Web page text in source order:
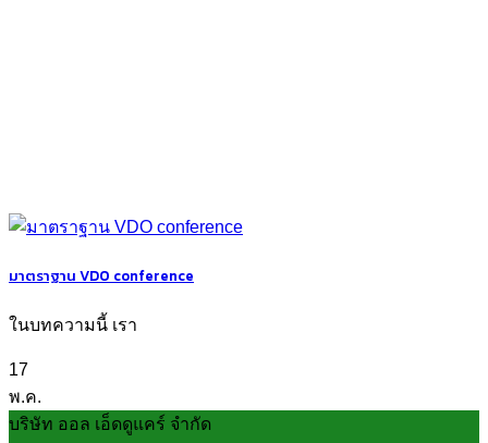
มาตราฐาน VDO conference
ในบทความนี้ เรา
17
พ.ค.
บริษัท ออล เอ็ดดูแคร์ จำกัด